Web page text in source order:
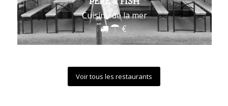
Cuisine de la mer
Voir tous les restaurants